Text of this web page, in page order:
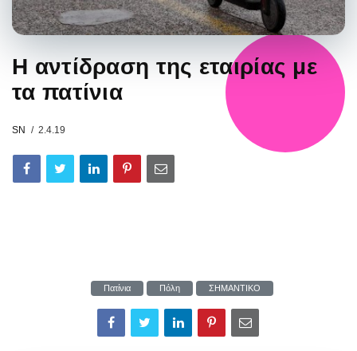
Η αντίδραση της εταιρίας με
τα πατίνια
SN 2.4.19
Πατίνια Πόλη ΣΗΜΑΝΤΙΚΟ